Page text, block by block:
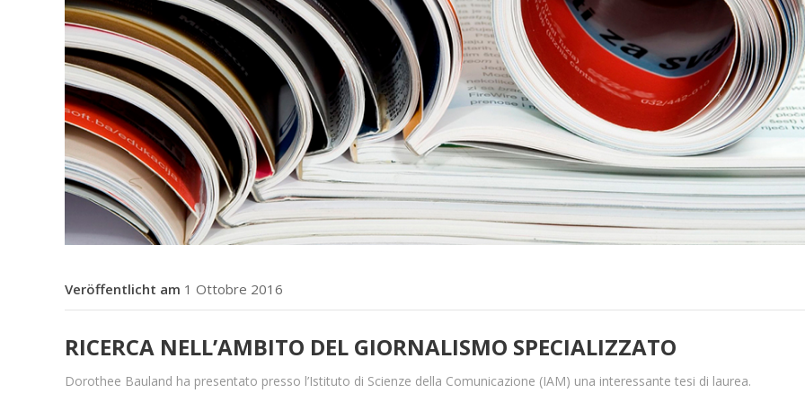
1 Ottobre 2016
RICERCA NELL’AMBITO DEL GIORNALISMO SPECIALIZZATO
Dorothee Bauland ha presentato presso l’Istituto di Scienze della Comunicazione (IAM) una interessante tesi di laurea.